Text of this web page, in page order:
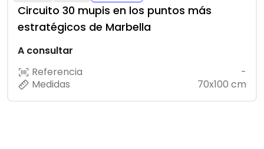
Circuito 30 mupis en los puntos más
estratégicos de Marbella
A consultar
Referencia
-
Medidas
70x100 cm